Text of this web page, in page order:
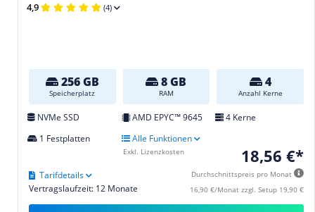
4,9 (4)
256 GB
Speicherplatz
8 GB
RAM
4
Anzahl Kerne
NVMe SSD AMD EPYC™ 9645
4 Kerne
1 Festplatten
Alle Funktionen
18,56 €*
Durchschnittspreis pro Monat
16,90 €/Monat zzgl. Setup 19,90 €
Vertragslaufzeit: 12 Monate
Tarifdetails
Exkl. Lizenzkosten